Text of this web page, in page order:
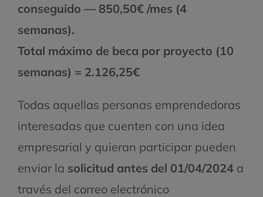
conseguido — 850,50€ /mes (4
semanas).
Total máximo de beca por proyecto (10
semanas) = 2.126,25€
Todas aquellas personas emprendedoras
interesadas que cuenten con una idea
empresarial y quieran participar pueden
enviar la solicitud antes del 01/04/2024 a
través del correo electrónico